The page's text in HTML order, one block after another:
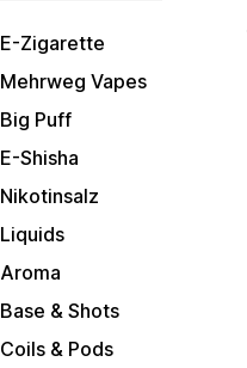
E-Zigarette
Mehrweg Vapes
Big Puff
E-Shisha
Nikotinsalz
Liquids
Aroma
Base & Shots
Coils & Pods